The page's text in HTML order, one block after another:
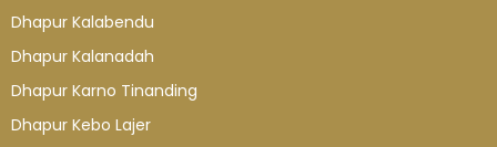
Dhapur Kalabendu
Dhapur Kalanadah
Dhapur Karno Tinanding
Dhapur Kebo Lajer